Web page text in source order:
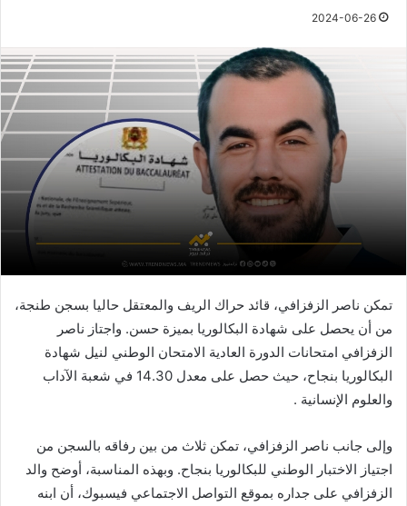
2024-06-26
تمكن ناصر الزفزافي، قائد حراك الريف والمعتقل حاليا بسجن طنجة،
من أن يحصل على شهادة البكالوريا بميزة حسن. واجتاز ناصر
الزفزافي امتحانات الدورة العادية الامتحان الوطني لنيل شهادة
البكالوريا بنجاح، حيث حصل على معدل 14.30 في شعبة الآداب
والعلوم الإنسانية .
وإلى جانب ناصر الزفزافي، تمكن ثلاث من بين رفاقه بالسجن من
اجتياز الاختبار الوطني للبكالوريا بنجاح. وبهذه المناسبة، أوضح والد
الزفزافي على جداره بموقع التواصل الاجتماعي فيسبوك، أن ابنه